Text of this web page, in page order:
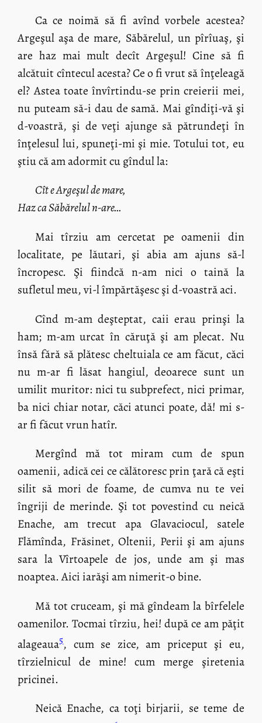
Ca ce noimă să fi avînd vorbele acestea?
Argeşul aşa de mare, Săbărelul, un pîrîuaş, şi
are haz mai mult decît Argeşul! Cine să fi
alcătuit cîntecul acesta? Ce o fi vrut să înţeleagă
el? Astea toate învîrtindu-se prin creierii mei,
nu puteam să-i dau de samă. Mai gîndiţi-vă şi
d-voastră, şi de veţi ajunge să pătrundeţi în
înţelesul lui, spuneţi-mi şi mie. Totului tot, eu
ştiu că am adormit cu gîndul la:
Cît e Argeşul de mare,
Haz ca Săbărelul n-are…
Mai tîrziu am cercetat pe oamenii din
localitate, pe lăutari, şi abia am ajuns să-l
încropesc. Şi fiindcă n-am nici o taină la
sufletul meu, vi-l împărtăşesc şi d-voastră aci.
Cînd m-am deşteptat, caii erau prinşi la
ham; m-am urcat în căruţă şi am plecat. Nu
însă fără să plătesc cheltuiala ce am făcut, căci
nu m-ar fi lăsat hangiul, deoarece sunt un
umilit muritor: nici tu subprefect, nici primar,
ba nici chiar notar, căci atunci poate, dă! mi s-
ar fi făcut vrun hatîr.
Mergînd mă tot miram cum de spun
oamenii, adică cei ce călătoresc prin ţară că eşti
silit să mori de foame, de cumva nu te vei
îngriji de merinde. Şi tot povestind cu neică
Enache, am trecut apa Glavaciocul, satele
Flămînda, Frăsinet, Oltenii, Perii şi am ajuns
sara la Vîrtoapele de jos, unde am şi mas
noaptea. Aici iarăşi am nimerit-o bine.
Mă tot cruceam, şi mă gîndeam la bîrfelele
oamenilor. Tocmai tîrziu, hei! după ce am păţit
alageaua5, cum se zice, am priceput şi eu,
tîrzielnicul de mine! cum merge şiretenia
pricinei.
Neică Enache, ca toţi birjarii, se teme de